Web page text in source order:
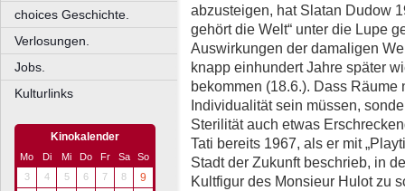
choices Geschichte.
Verlosungen.
Jobs.
Kulturlinks
Kinokalender
Mo Di Mi Do Fr Sa
So
3
4 5 6 7 8
9
abzusteigen, hat Slatan Dudow
gehört die Welt“ unter die Lupe
Auswirkungen der damaligen
knapp einhundert Jahre später
bekommen (18.6.). Dass
Individualität sein müssen,
Sterilität auch etwas
Tati bereits 1967, als er mit
Stadt der Zukunft beschrieb, in
Kultfigur des Monsieur Hulot zu